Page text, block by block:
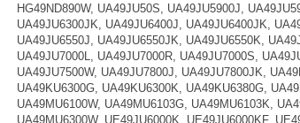
HG49ND890W, UA49JU50S, UA49JU5900J,
UA49JU6300JK, UA49JU6400J, UA49JU6400JK,
UA49JU6550J, UA49JU6550JK, UA49JU6550K,
UA49JU7000L, UA49JU7000R, UA49JU7000S,
UA49JU7500W, UA49JU7800J, UA49JU7800JK,
UA49KU6300G, UA49KU6300K, UA49KU6380G,
UA49MU6100W, UA49MU6103G, UA49MU6103K,
UA49MU6300W, UE49JU6000K, UE49JU6000KF,